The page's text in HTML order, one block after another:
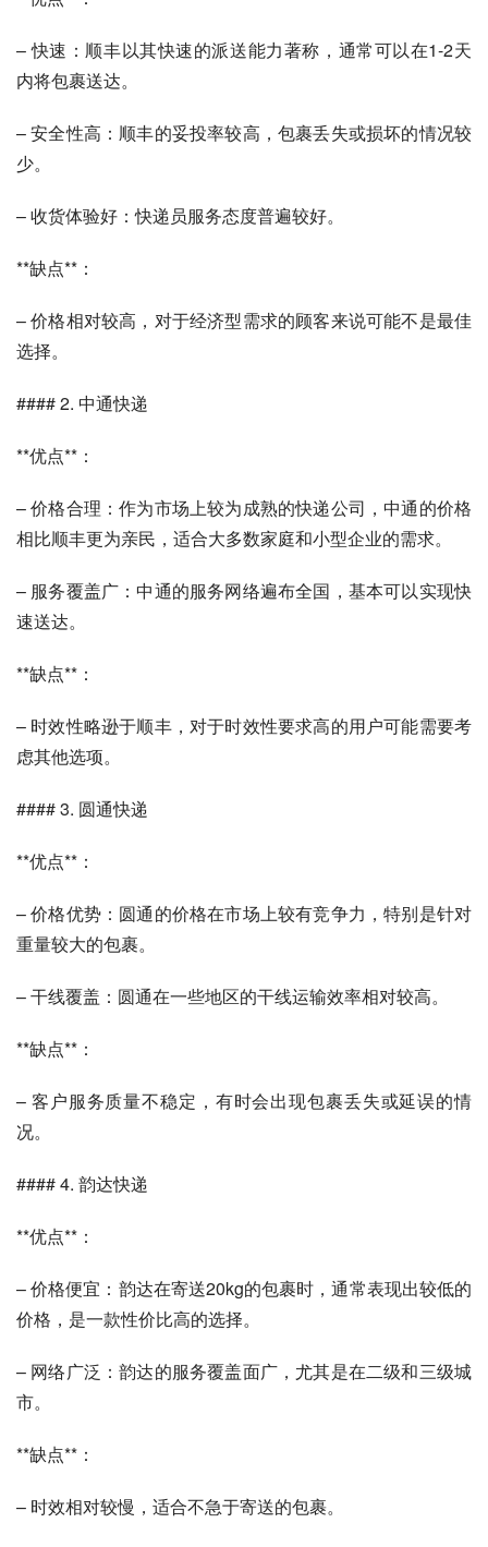
– 快速：顺丰以其快速的派送能力著称，通常可以在1-2天
内将包裹送达。
– 安全性高：顺丰的妥投率较高，包裹丢失或损坏的情况较
少。
– 收货体验好：快递员服务态度普遍较好。
**缺点**：
– 价格相对较高，对于经济型需求的顾客来说可能不是最佳
选择。
#### 2. 中通快递
**优点**：
– 价格合理：作为市场上较为成熟的快递公司，中通的价格
相比顺丰更为亲民，适合大多数家庭和小型企业的需求。
– 服务覆盖广：中通的服务网络遍布全国，基本可以实现快
速送达。
**缺点**：
– 时效性略逊于顺丰，对于时效性要求高的用户可能需要考
虑其他选项。
#### 3. 圆通快递
**优点**：
– 价格优势：圆通的价格在市场上较有竞争力，特别是针对
重量较大的包裹。
– 干线覆盖：圆通在一些地区的干线运输效率相对较高。
**缺点**：
– 客户服务质量不稳定，有时会出现包裹丢失或延误的情
况。
#### 4. 韵达快递
**优点**：
– 价格便宜：韵达在寄送20kg的包裹时，通常表现出较低的
价格，是一款性价比高的选择。
– 网络广泛：韵达的服务覆盖面广，尤其是在二级和三级城
市。
**缺点**：
– 时效相对较慢，适合不急于寄送的包裹。